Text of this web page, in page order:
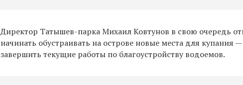
Директор Татышев-парка Михаил Ковтунов в свою очередь
начинать обустраивать на острове новые места для купания
завершить текущие работы по благоустройству водоемов.